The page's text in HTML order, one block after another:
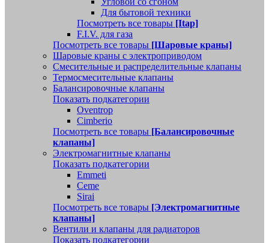
Для бытовой техники
Посмотреть все товары [Itap]
F.I.V. для газа
Посмотреть все товары [Шаровые краны]
Шаровые краны с электроприводом
Смесительные и распределительные клапаны
Термосмесительные клапаны
Балансировочные клапаны
Показать подкатегории
Oventrop
Cimberio
Посмотреть все товары [Балансировочные
клапаны]
Электромагнитные клапаны
Показать подкатегории
Emmeti
Ceme
Sirai
Посмотреть все товары [Электромагнитные
клапаны]
Вентили и клапаны для радиаторов
Показать подкатегории